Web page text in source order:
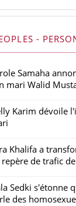
-
Samaha
mari Walid
Karim dévoile
Khalifa a
repère de trafic
Sedki s'étonne
des